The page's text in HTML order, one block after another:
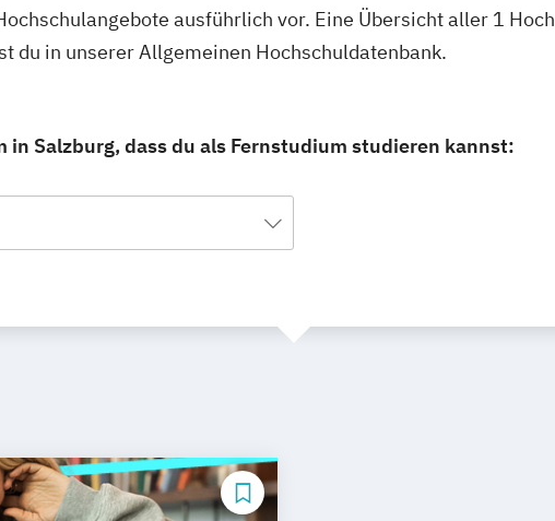
ausführlich vor. Eine Übersicht aller 1
du in unserer Allgemeinen Hochschuldatenbank.
Salzburg, dass du als Fernstudium studieren kannst: